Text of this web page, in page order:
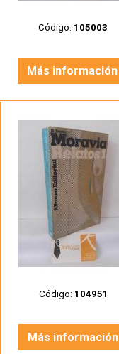
Código: 105003
Más información
Código: 104951
Más información